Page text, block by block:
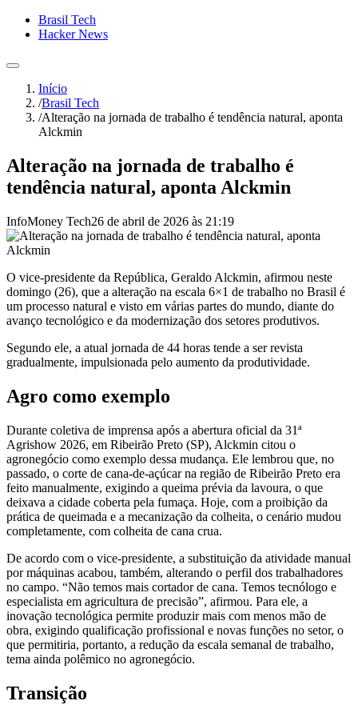
Brasil Tech
Hacker News
Início
/Brasil Tech
/Alteração na jornada de trabalho é tendência natural, aponta
Alckmin
Alteração na jornada de trabalho é
tendência natural, aponta Alckmin
InfoMoney Tech26 de abril de 2026 às 21:19
O vice-presidente da República, Geraldo Alckmin, afirmou neste
domingo (26), que a alteração na escala 6×1 de trabalho no Brasil é
um processo natural e visto em várias partes do mundo, diante do
avanço tecnológico e da modernização dos setores produtivos.
Segundo ele, a atual jornada de 44 horas tende a ser revista
gradualmente, impulsionada pelo aumento da produtividade.
Agro como exemplo
Durante coletiva de imprensa após a abertura oficial da 31ª
Agrishow 2026, em Ribeirão Preto (SP), Alckmin citou o
agronegócio como exemplo dessa mudança. Ele lembrou que, no
passado, o corte de cana-de-açúcar na região de Ribeirão Preto era
feito manualmente, exigindo a queima prévia da lavoura, o que
deixava a cidade coberta pela fumaça. Hoje, com a proibição da
prática de queimada e a mecanização da colheita, o cenário mudou
completamente, com colheita de cana crua.
De acordo com o vice-presidente, a substituição da atividade manual
por máquinas acabou, também, alterando o perfil dos trabalhadores
no campo. “Não temos mais cortador de cana. Temos tecnólogo e
especialista em agricultura de precisão”, afirmou. Para ele, a
inovação tecnológica permite produzir mais com menos mão de
obra, exigindo qualificação profissional e novas funções no setor, o
que permitiria, portanto, a redução da escala semanal de trabalho,
tema ainda polêmico no agronegócio.
Transição